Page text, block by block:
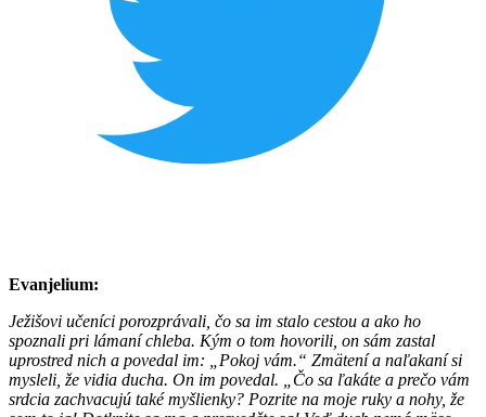
Evanjelium:
Ježišovi učeníci porozprávali, čo sa im stalo cestou a ako ho
spoznali pri lámaní chleba. Kým o tom hovorili, on sám zastal
uprostred nich a povedal im: „Pokoj vám.“ Zmätení a naľakaní si
mysleli, že vidia ducha. On im povedal. „Čo sa ľakáte a prečo vám
srdcia zachvacujú také myšlienky? Pozrite na moje ruky a nohy, že